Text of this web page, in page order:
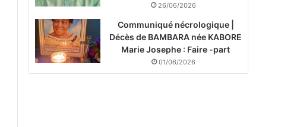
26/06/2026
Communiqué nécrologique |
Décès de BAMBARA née KABORE
Marie Josephe : Faire -part
01/06/2026